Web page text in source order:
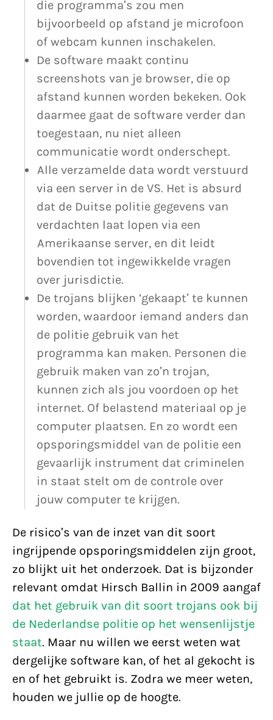
die programma’s zou men
bijvoorbeeld op afstand je microfoon
of webcam kunnen inschakelen.
De software maakt continu
screenshots van je browser, die op
afstand kunnen worden bekeken. Ook
daarmee gaat de software verder dan
toegestaan, nu niet alleen
communicatie wordt onderschept.
Alle verzamelde data wordt verstuurd
via een server in de VS. Het is absurd
dat de Duitse politie gegevens van
verdachten laat lopen via een
Amerikaanse server, en dit leidt
bovendien tot ingewikkelde vragen
over jurisdictie.
De trojans blijken ‘gekaapt’ te kunnen
worden, waardoor iemand anders dan
de politie gebruik van het
programma kan maken. Personen die
gebruik maken van zo’n trojan,
kunnen zich als jou voordoen op het
internet. Of belastend materiaal op je
computer plaatsen. En zo wordt een
opsporingsmiddel van de politie een
gevaarlijk instrument dat criminelen
in staat stelt om de controle over
jouw computer te krijgen.
De risico’s van de inzet van dit soort
ingrijpende opsporingsmiddelen zijn groot,
zo blijkt uit het onderzoek. Dat is bijzonder
relevant omdat Hirsch Ballin in 2009 aangaf
dat het gebruik van dit soort trojans ook bij
de Nederlandse politie op het wensenlijstje
staat. Maar nu willen we eerst weten wat
dergelijke software kan, of het al gekocht is
en of het gebruikt is. Zodra we meer weten,
houden we jullie op de hoogte.